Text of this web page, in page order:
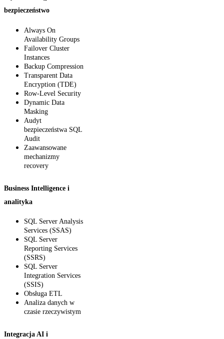
bezpieczeństwo
Always On
Availability Groups
Failover Cluster
Instances
Backup Compression
Transparent Data
Encryption (TDE)
Row-Level Security
Dynamic Data
Masking
Audyt
bezpieczeństwa SQL
Audit
Zaawansowane
mechanizmy
recovery
Business Intelligence i
analityka
SQL Server Analysis
Services (SSAS)
SQL Server
Reporting Services
(SSRS)
SQL Server
Integration Services
(SSIS)
Obsługa ETL
Analiza danych w
czasie rzeczywistym
Integracja AI i